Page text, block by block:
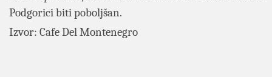
Podgorici biti poboljšan.
Izvor: Cafe Del Montenegro